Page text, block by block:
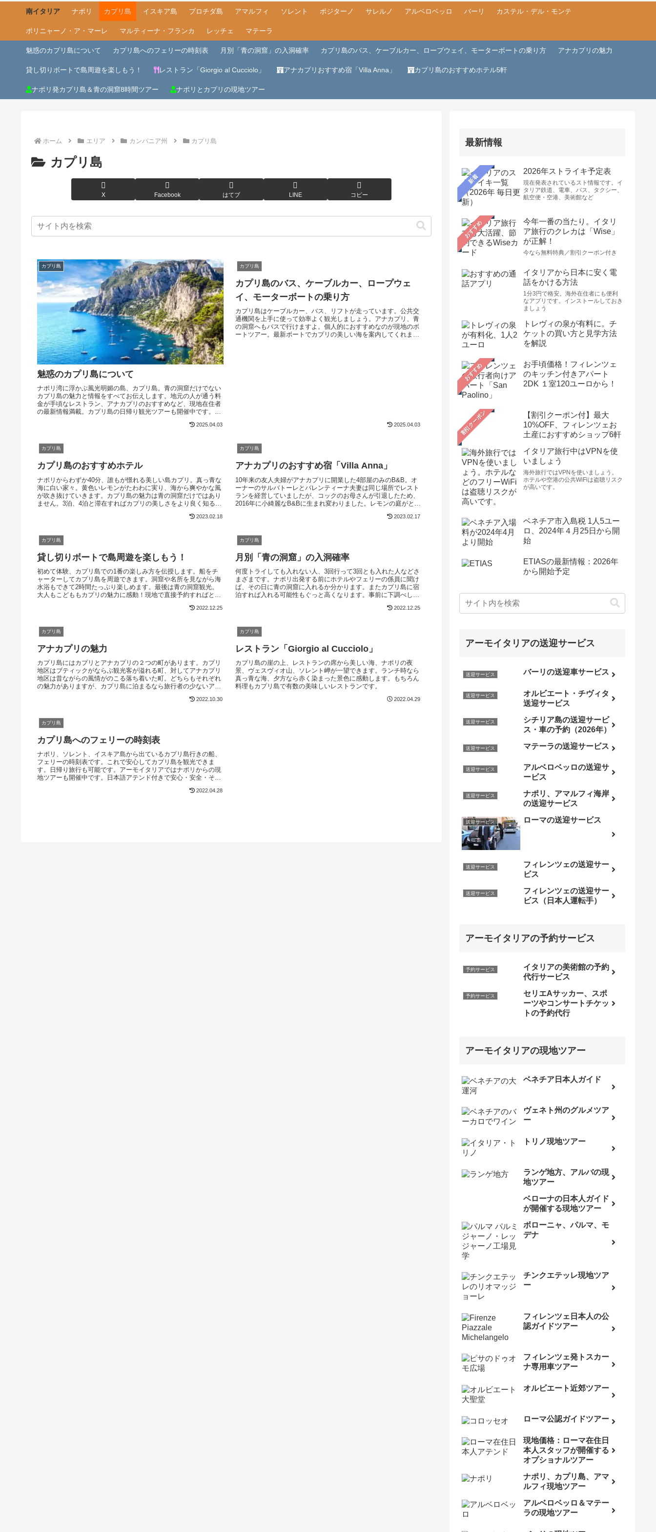
南イタリア ナポリ カプリ島 イスキア島 プロチダ島 アマルフィ ソレント ポジターノ サレルノ アルベロベッロ バーリ カステル・デル・モンテ
ポリニャーノ・ア・マーレ マルティーナ・フランカ レッチェ マテーラ
魅惑のカプリ島について カプリ島へのフェリーの時刻表 月別「青の洞窟」の入洞確率 カプリ島のバス、ケーブルカー、ロープウェイ、モーターボートの乗り方 アナカプリの魅力
貸し切りボートで島周遊を楽しもう！ レストラン「Giorgio al Cucciolo」 アナカプリおすすめ宿「Villa Anna」 カプリ島のおすすめホテル5軒
ナポリ発カプリ島＆青の洞窟8時間ツアー ナポリとカプリの現地ツアー
ホーム エリア カンパニア州 カプリ島
カプリ島
X Facebook はてブ LINE コピー
カプリ島
魅惑のカプリ島について
ナポリ湾に浮かぶ風光明媚の島、カプリ島。青の洞窟だけでない
カプリ島の魅力と情報をすべてお伝えします。地元の人が通う料
金が手頃なレストラン、アナカプリのおすすめなど、現地在住者
の最新情報満載。カプリ島の日帰り観光ツアーも開催中です。カ
2025.04.03
カプリ島
カプリ島のバス、ケーブルカー、ロープウェ
イ、モーターボートの乗り方
カプリ島はケーブルカー、バス、リフトが走っています。公共交
通機関を上手に使って効率よく観光しましょう。アナカプリ、青
の洞窟へもバスで行けますよ。個人的におすすめなのが現地のボ
ートツアー。最新ボートでカプリの美しい海を案内してくれま
2025.04.03
カプリ島
カプリ島のおすすめホテル
ナポリからわずか40分、誰もが憬れる美しい島カプリ。真っ青な
海に白い家々。黄色いレモンがたわわに実り、海から爽やかな風
が吹き抜けていきます。カプリ島の魅力は青の洞窟だけではあり
ません。3泊、4泊と滞在すればカプリの美しさをより良く知るこ
2023.02.18
カプリ島
アナカプリのおすすめ宿「Villa Anna」
10年来の友人夫婦がアナカプリに開業した4部屋のみのB&B。オ
ーナーのサルバトーレとバレンティーナ夫妻は同じ場所でレスト
ランを経営していましたが、コックのお母さんが引退したため、
2016年に小綺麗なB&Bに生まれ変わりました。レモンの庭がとて
ても親切で快適なので今後もカプリ島の定宿にしたいと思いま
2023.02.17
カプリ島
貸し切りボートで島周遊を楽しもう！
初めて体験、カプリ島での1番の楽しみ方を伝授します。船をチ
ャーターしてカプリ島を周遊できます。洞窟や名所を見ながら海
水浴もできて2時間たっぷり楽しめます。最後は青の洞窟観光。
大人もこどももカプリの魅力に感動！現地で直接予約すればとて
2022.12.25
カプリ島
月別「青の洞窟」の入洞確率
何度トライしても入れない人、3回行って3回とも入れた人などさ
まざまです。ナポリ出発する前にホテルやフェリーの係員に聞け
ば、その日に青の洞窟に入れるか分かります。またカプリ島に宿
泊すれば入れる可能性もぐっと高くなります。事前に下調べして
2022.12.25
カプリ島
アナカプリの魅力
カプリ島にはカプリとアナカプリの２つの町があります。カプリ
地区はブティックがならぶ観光客が溢れる町、対してアナカプリ
地区は昔ながらの風情がのこる落ち着いた町。どちらもそれぞれ
の魅力がありますが、カプリ島に泊まるなら旅行者の少ないアナ
2022.10.30
カプリ島
レストラン「Giorgio al Cucciolo」
カプリ島の崖の上、レストランの席から美しい海、ナポリの夜
景、ヴェスヴィオ山、ソレント岬が一望できます。ランチ時なら
真っ青な海、夕方なら赤く染まった景色に感動します。もちろん
料理もカプリ島で有数の美味しいレストランです。
2022.04.29
カプリ島
カプリ島へのフェリーの時刻表
ナポリ、ソレント、イスキア島から出ているカプリ島行きの船、
フェリーの時刻表です。これで安心してカプリ島を観光できま
す。日帰り旅行も可能です。アーモイタリアではナポリからの現
地ツアーも開催中です。日本語アテンド付きで安心・安全・そし
2022.04.28
最新情報
新着
2026年ストライキ予定表
現在発表されているスト情報です。イ
タリア鉄道、電車、バス、タクシー、
航空便・空港、美術館など
おすすめ
今年一番の当たり。イタリ
ア旅行のクレカは「Wise」
が正解！
今なら無料特典／割引クーポン付き
イタリアから日本に安く電
話をかける方法
1分3円で格安。海外在住者にも便利
なアプリです。インストールしておき
ましょう
トレヴィの泉が有料に。チ
ケットの買い方と見学方法
を解説
おすすめ
お手頃価格！フィレンツェ
のキッチン付きアパート
2DK １室120ユーロから！
【割引クーポン付】最大
10%OFF、フィレンツェお
土産におすすめショップ6軒
イタリア旅行中はVPNを使
いましょう
海外旅行ではVPNを使いましょう。
ホテルや空港の公共WiFiは盗聴リスク
が高いです。
ベネチア市入島税 1人5ユー
ロ、2024年４月25日から開
始
ETIASの最新情報：2026年
から開始予定
アーモイタリアの送迎サービス
送迎サービス バーリの送迎車サービス
送迎サービス
オルビエート・チヴィタ
送迎サービス
送迎サービス
シチリア島の送迎サービ
ス・車の予約（2026年）
送迎サービス マテーラの送迎サービス
送迎サービス
アルベロベッロの送迎サ
ービス
送迎サービス
ナポリ、アマルフィ海岸
の送迎サービス
送迎サービス ローマの送迎サービス
送迎サービス
フィレンツェの送迎サー
ビス
送迎サービス
フィレンツェの送迎サー
ビス（日本人運転手）
アーモイタリアの予約サービス
予約サービス
イタリアの美術館の予約
代行サービス
予約サービス
セリエAサッカー、スポ
ーツやコンサートチケッ
トの予約代行
アーモイタリアの現地ツアー
ベネチア日本人ガイド
ヴェネト州のグルメツア
ー
トリノ現地ツアー
ランゲ地方、アルバの現
地ツアー
ベローナの日本人ガイド
が開催する現地ツアー
ボローニャ、パルマ、モ
デナ
チンクエテッレ現地ツア
ー
フィレンツェ日本人の公
認ガイドツアー
フィレンツェ発トスカー
ナ専用車ツアー
オルビエート近郊ツアー
ローマ公認ガイドツアー
現地価格：ローマ在住日
本人スタッフが開催する
オプショナルツアー
ナポリ、カプリ島、アマ
ルフィ現地ツアー
アルベロベッロ＆マテー
ラの現地ツアー